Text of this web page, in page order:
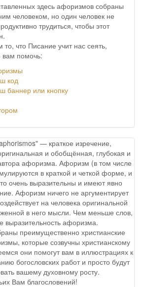
здесь афоризмов собраны
человеком, но один человек не
трудиться, чтобы этот
что Писание учит нас сеять,
вам помочь:
код
баннер или кнопку
— краткое изречение,
и обобщённая, глубокая и
афоризма. Афоризм (в том числе
в краткой и четкой форме, и
очень выразительны и имеют явно
Афоризм ничего не аргументирует
на человека оригинальной
в него мысли. Чем меньше слов,
выразительность афоризма.
преимущественно христианские
которые созвучны христианскому
они помогут вам в иллюстрациях к
богословских работ и просто будут
вашему духовному росту.
Вам благословений!